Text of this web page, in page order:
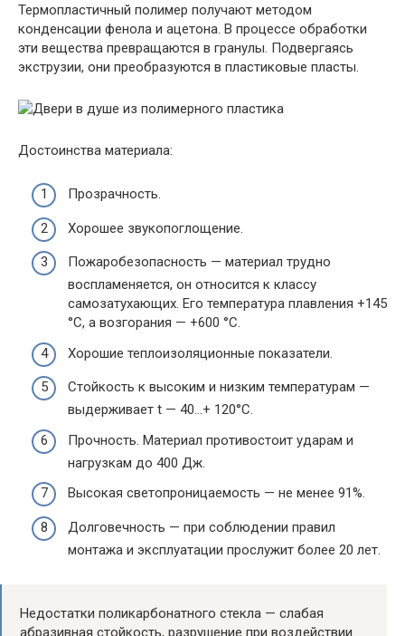
Термопластичный полимер получают методом
конденсации фенола и ацетона. В процессе обработки
эти вещества превращаются в гранулы. Подвергаясь
экструзии, они преобразуются в пластиковые пласты.
Достоинства материала:
Прозрачность.
Хорошее звукопоглощение.
Пожаробезопасность — материал трудно
воспламеняется, он относится к классу
самозатухающих. Его температура плавления +145
°С, а возгорания — +600 °С.
Хорошие теплоизоляционные показатели.
Стойкость к высоким и низким температурам —
выдерживает t — 40…+ 120°С.
Прочность. Материал противостоит ударам и
нагрузкам до 400 Дж.
Высокая светопроницаемость — не менее 91%.
Долговечность — при соблюдении правил
монтажа и эксплуатации прослужит более 20 лет.
Недостатки поликарбонатного стекла — слабая
абразивная стойкость, разрушение при воздействии